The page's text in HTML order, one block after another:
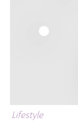
Lifestyle